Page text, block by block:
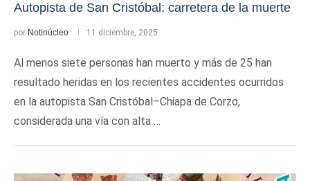
Autopista de San Cristóbal: carretera de la muerte
por Notinúcleo 11 diciembre, 2025
Al menos siete personas han muerto y más de 25 han
resultado heridas en los recientes accidentes ocurridos
en la autopista San Cristóbal–Chiapa de Corzo,
considerada una vía con alta …